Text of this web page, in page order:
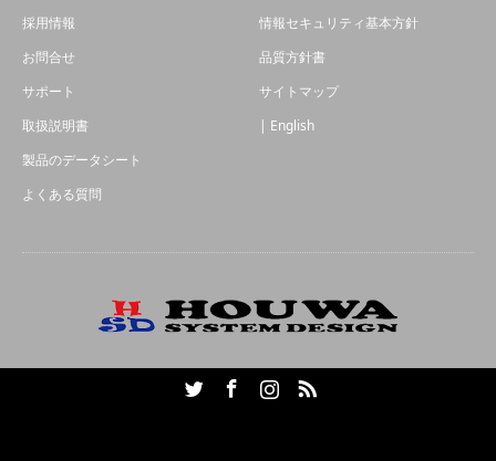
採用情報
お問合せ
サポート
取扱説明書
製品のデータシート
よくある質問
情報セキュリティ基本方針
品質方針書
サイトマップ
| English